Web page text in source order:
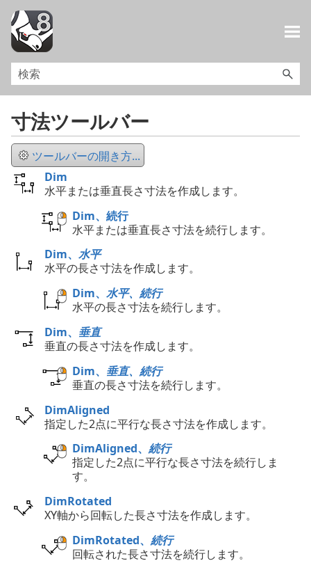
寸法ツールバー
ツールバーの開き方...
Dim
水平または垂直長さ寸法を作成します。
Dim、続行
水平または垂直長さ寸法を続行します。
Dim、 水平
水平の長さ寸法を作成します。
Dim、 水平、続行
水平の長さ寸法を続行します。
Dim、 垂直
垂直の長さ寸法を作成します。
Dim、 垂直、続行
垂直の長さ寸法を続行します。
DimAligned
指定した2点に平行な長さ寸法を作成します。
DimAligned、 続行
指定した2点に平行な長さ寸法を続行しま
す。
DimRotated
XY軸から回転した長さ寸法を作成します。
DimRotated、 続行
回転された長さ寸法を続行します。